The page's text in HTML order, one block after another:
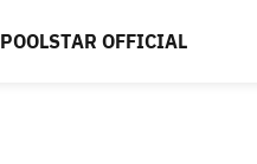
POOLSTAR OFFICIAL